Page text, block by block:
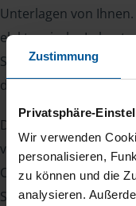
Zustimmung
Privatsphäre-
Wir verwenden
personalisieren,
zu können und die
analysieren.
Unterlagen von
elektronische
die Bescheinigung
Damit Sie sich gut
vielen Nachweise
Checkliste für
Studenten sowie